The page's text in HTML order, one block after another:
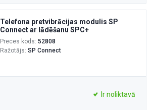
Telefona pretvibrācijas modulis SP
Connect ar lādēšanu SPC+
Preces kods: 52808
Ražotājs: SP Connect
Ir noliktavā